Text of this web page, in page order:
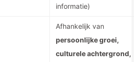
informatie)
Afhankelijk van
persoonlijke groei,
culturele achtergrond,